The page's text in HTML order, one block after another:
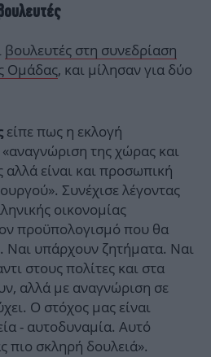
βουλευτές στη συνεδρίαση
Ομάδας, και μίλησαν για δύο
είπε πως η εκλογή
της χώρας και
αλλά είναι και προσωπική
Συνέχισε λέγοντας
οικονομίας
προϋπολογισμό που θα
Ναι υπάρχουν ζητήματα. Ναι
στους πολίτες και στα
αλλά με αναγνώριση σε
Ο στόχος μας είναι
- αυτοδυναμία. Αυτό
πιο σκληρή δουλειά».